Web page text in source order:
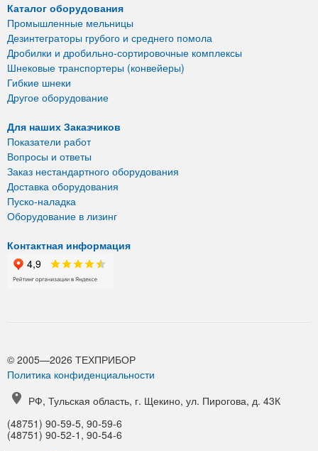
Каталог оборудования
Промышленные мельницы
Дезинтеграторы грубого и среднего помола
Дробилки и дробильно-сортировочные комплексы
Шнековые транспортеры (конвейеры)
Гибкие шнеки
Другое оборудование
Для наших Заказчиков
Показатели работ
Вопросы и ответы
Заказ нестандартного оборудования
Доставка оборудования
Пуско-наладка
Оборудование в лизинг
Контактная информация
© 2005—2026 ТЕХПРИБОР
Политика конфиденциальности
РФ, Тульская область, г. Щекино, ул. Пирогова, д. 43К
(48751) 90-59-5, 90-59-6
(48751) 90-52-1, 90-54-6